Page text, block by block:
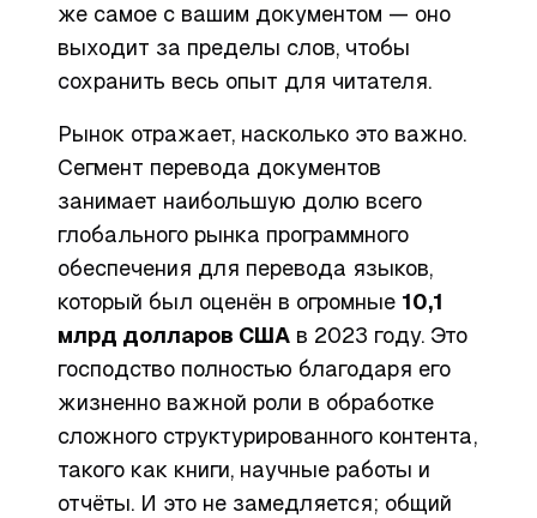
же самое с вашим документом — оно
выходит за пределы слов, чтобы
сохранить весь опыт для читателя.
Рынок отражает, насколько это важно.
Сегмент перевода документов
занимает наибольшую долю всего
глобального рынка программного
обеспечения для перевода языков,
который был оценён в огромные 10,1
млрд долларов США в 2023 году. Это
господство полностью благодаря его
жизненно важной роли в обработке
сложного структурированного контента,
такого как книги, научные работы и
отчёты. И это не замедляется; общий